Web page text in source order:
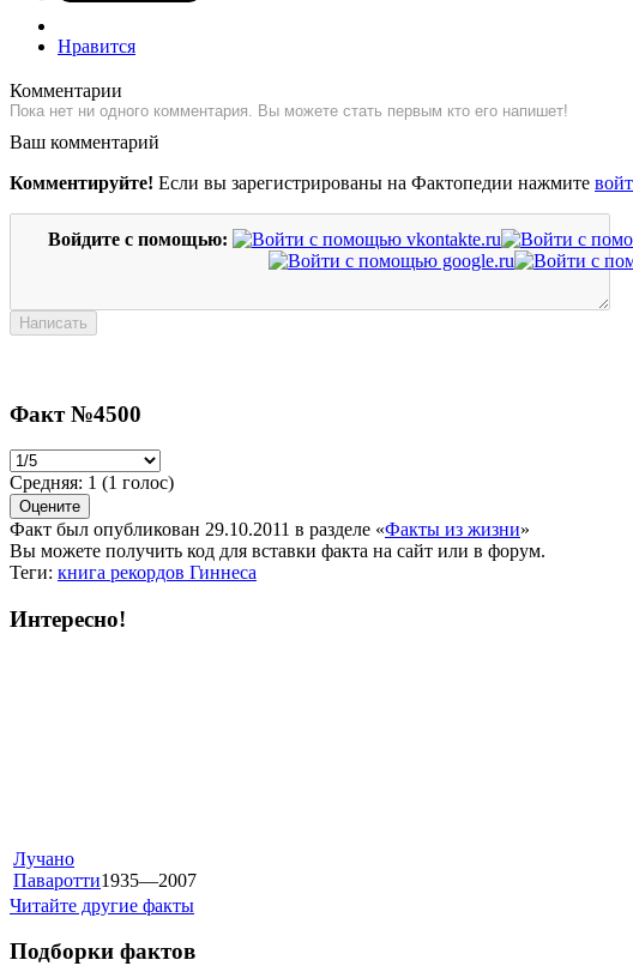
Нравится
Комментарии
Пока нет ни одного комментария. Вы можете стать первым кто его напишет!
Ваш комментарий
Комментируйте! Если вы зарегистрированы на Фактопедии нажмите
Войдите с помощью:
Факт №4500
Средняя: 1 (1 голос)
Факт был опубликован 29.10.2011 в разделе «Факты из жизни»
Вы можете получить код для вставки факта на сайт или в форум.
Теги: книга рекордов Гиннеса
Интересно!
Лучано
Паваротти1935—2007
Читайте другие факты
Подборки фактов